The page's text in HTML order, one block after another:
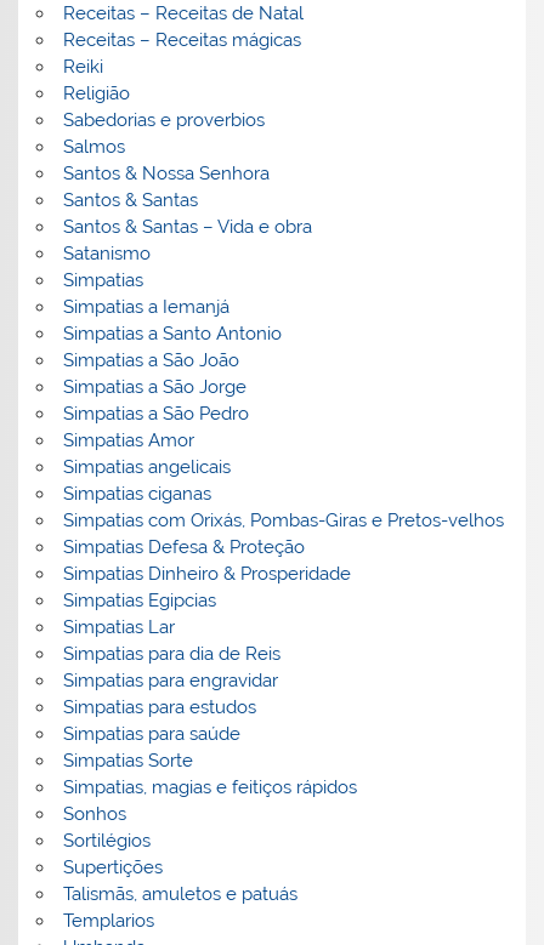
Receitas – Receitas de Natal
Receitas – Receitas mágicas
Reiki
Religião
Sabedorias e proverbios
Salmos
Santos & Nossa Senhora
Santos & Santas
Santos & Santas – Vida e obra
Satanismo
Simpatias
Simpatias a Iemanjá
Simpatias a Santo Antonio
Simpatias a São João
Simpatias a São Jorge
Simpatias a São Pedro
Simpatias Amor
Simpatias angelicais
Simpatias ciganas
Simpatias com Orixás, Pombas-Giras e Pretos-velhos
Simpatias Defesa & Proteção
Simpatias Dinheiro & Prosperidade
Simpatias Egipcias
Simpatias Lar
Simpatias para dia de Reis
Simpatias para engravidar
Simpatias para estudos
Simpatias para saúde
Simpatias Sorte
Simpatias, magias e feitiços rápidos
Sonhos
Sortilégios
Supertições
Talismãs, amuletos e patuás
Templarios